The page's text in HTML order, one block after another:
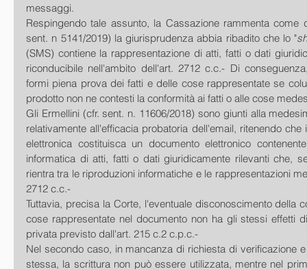
messaggi.
Respingendo tale assunto, la Cassazione rammenta come
sent. n 5141/2019) la giurisprudenza abbia ribadito che lo "
(SMS) contiene la rappresentazione di atti, fatti o dati
riconducibile nell'ambito dell'art. 2712 c.c.- Di
formi piena prova dei fatti e delle cose rappresentate se
prodotto non ne contesti la conformità ai fatti o alle cose
Gli Ermellini (cfr. sent. n. 11606/2018) sono giunti alla
relativamente all'efficacia probatoria dell'email, ritenendo
elettronica costituisca un documento elettronico
informatica di atti, fatti o dati giuridicamente rilevanti che,
rientra tra le riproduzioni informatiche e le rappresentazioni
2712 c.c.-
Tuttavia, precisa la Corte, l'eventuale disconoscimento della
cose rappresentate nel documento non ha gli stessi effetti
privata previsto dall'art. 215 c.2 c.p.c.-
Nel secondo caso, in mancanza di richiesta di verificazione
stessa, la scrittura non può essere utilizzata, mentre nel